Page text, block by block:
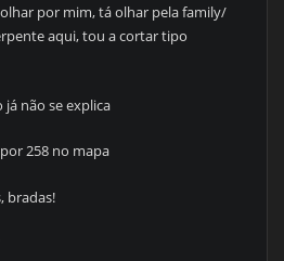
por mim, tá olhar pela family/
aqui, tou a cortar tipo
já não se explica
258 no mapa
bradas!